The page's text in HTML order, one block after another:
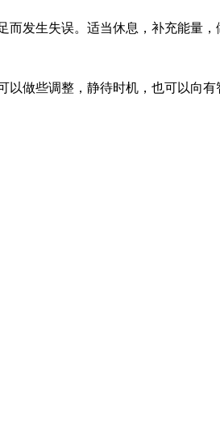
发生失误。适当休息，补充能量，
做些调整，静待时机，也可以向有